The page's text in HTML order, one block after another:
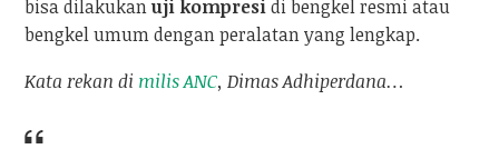
bisa dilakukanuji kompresidi bengkel resmi atau
bengkel umum dengan peralatan yang lengkap.
Kata rekan di milis ANC, Dimas Adhiperdana…